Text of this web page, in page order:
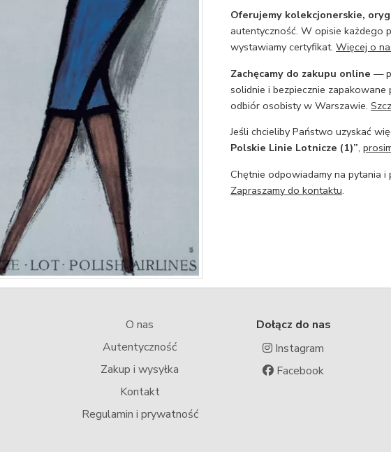
Oferujemy kolekcjonerskie,
autentyczność. W opisie każdego
wystawiamy certyfikat. Więcej o
Zachęcamy do zakupu online —
solidnie i bezpiecznie zapakowane
odbiór osobisty w Warszawie.
Jeśli chcieliby Państwo uzyskać
Polskie Linie Lotnicze (1)”,
Chętnie odpowiadamy na pytania
Zapraszamy do kontaktu.
O nas
Autentyczność
Zakup i wysyłka
Kontakt
Regulamin i prywatność
Dołącz do nas
Instagram
Facebook